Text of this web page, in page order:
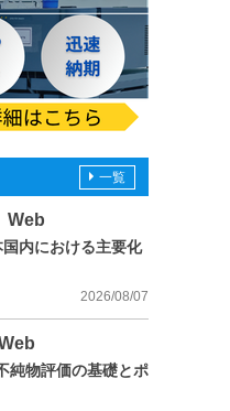
Web
内における主要化
2026/08/07
純物評価の基礎とポ
一覧